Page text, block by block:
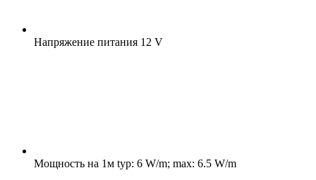
Напряжение питания 12 V
Мощность на 1м typ: 6 W/m; max: 6.5 W/m